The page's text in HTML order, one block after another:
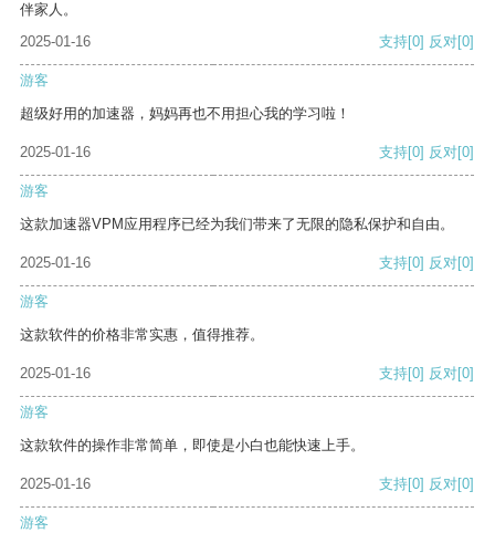
伴家人。
2025-01-16
支持[0] 反对[0]
游客
超级好用的加速器，妈妈再也不用担心我的学习啦！
2025-01-16 支持[0] 反对[0]
游客
这款加速器VPM应用程序已经为我们带来了无限的隐私保护和自由。
2025-01-16 支持[0] 反对[0]
游客
这款软件的价格非常实惠，值得推荐。
2025-01-16 支持[0] 反对[0]
游客
这款软件的操作非常简单，即使是小白也能快速上手。
2025-01-16 支持[0] 反对[0]
游客